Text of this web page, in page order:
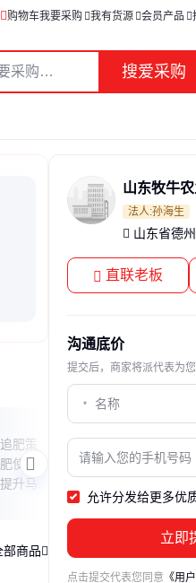
购物车我要采购 我有货源 会员产品
搜爱采购
肥策
使用技
升马蹄
本文揭秘桃子追
与化肥的搭配使
甜的桃子。
部商品
法人:孙海生
山东省德
直联老板
沟通底价
提交后，商家将派代表为
允许分发给更多优
立即
点击提交代表您同意 《用